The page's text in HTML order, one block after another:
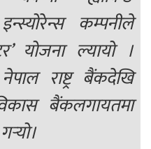
कम्पनीले
योजना ल्यायो ।
राष्ट्र बैंकदेखि
बैंकलगायतमा